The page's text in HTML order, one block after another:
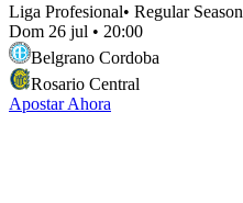
Liga Profesional• Regular Season
Dom 26 jul • 20:00
Belgrano Cordoba
Rosario Central
Apostar Ahora